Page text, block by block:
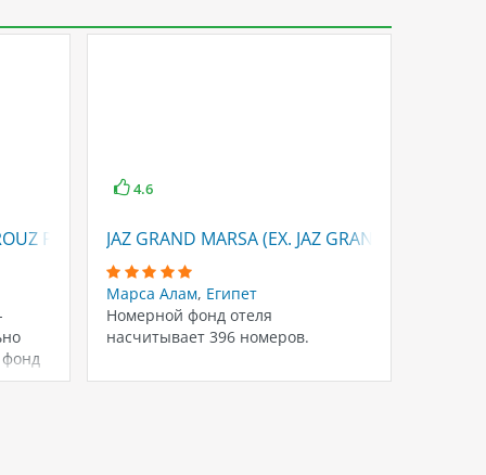
PLAZA BEACH RESORT
4.6
JAZ GRAND MARSA (EX. JAZ GRAND RESTA)
Марса Алам, Египет
Номерной фонд отеля
насчитывает 396 номеров.